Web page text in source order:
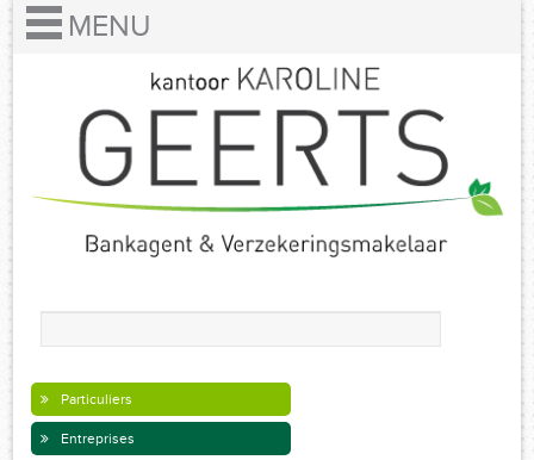
Particuliers
Entreprises